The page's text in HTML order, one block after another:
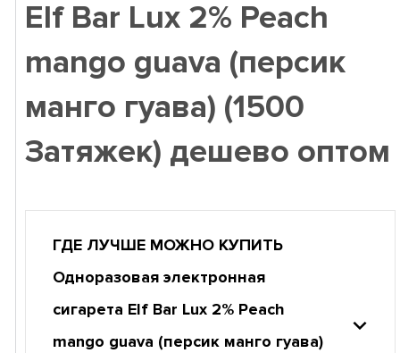
Elf Bar Lux 2% Peach
mango guava (персик
манго гуава) (1500
Затяжек) дешево оптом
ГДЕ ЛУЧШЕ МОЖНО КУПИТЬ
Одноразовая электронная
сигарета Elf Bar Lux 2% Peach
mango guava (персик манго гуава)